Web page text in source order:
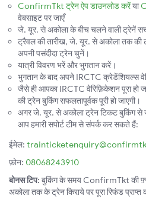
ConfirmTkt ट्रेन ऐप डाउनलोड करेंया
वेबसाइट पर जाएँ
जे. यूर. से अकोला के बीच चलने वाली ट्रेनें
ट्रैवल की तारीख, जे. यूर. से अकोला तक
अपनी पसंदीदा ट्रेन चुनें।
यात्री विवरण भरें और भुगतान करें।
भुगतान के बाद अपने IRCTC क्रेडेंशियल्स
जैसे ही आपका IRCTC वेरिफ़िकेशन पूरा हो
की ट्रेन बुकिंग सफलतापूर्वक पूरी हो जाएगी।
अगर जे. यूर. से अकोला ट्रेन टिकट बुकिंग से
आप हमारी सपोर्ट टीम से संपर्क कर सकते हैं:
ईमेल:
फ़ोन: 08068243910
बोनस टिप: बुकिंग के समय ConfirmTkt की
अकोला तक के ट्रेन किराये पर पूरा रिफंड प्राप्त